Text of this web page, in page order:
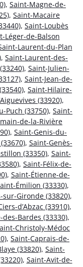
, Saint-Magne-de-
, Saint-Macaire
, Saint-Loubès
Léger-de-Balson
Laurent-du-Plan
, Saint-Laurent-des-
, Saint-Julien-
, Saint-Jean-de-
, Saint-Hilaire-
(33920),
Puch (33750), Saint-
de-la-Rivière
, Saint-Genis-du-
, Saint-Genès-
(33350), Saint-
, Saint-Félix-de-
, Saint-Étienne-de-
Émilion (33330),
sur-Gironde (33820),
d’Abzac (33910),
Bardes (33330),
Christoly-Médoc
, Saint-Caprais-de-
(33820), Saint-
, Saint-Avit-de-